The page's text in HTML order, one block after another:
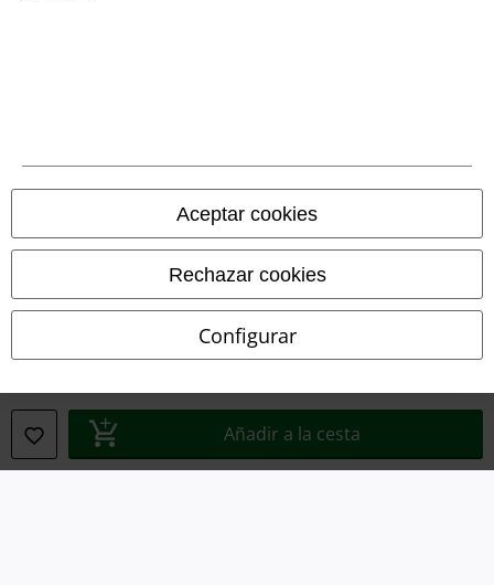
Aceptar cookies
Rechazar cookies
Configurar
Añadir a la cesta
Ley protección de datos
Eliminación de residuos y protección del medioambiente
Declaración de Conformidad
Información sobre accesibilidad
Cancelar pedido